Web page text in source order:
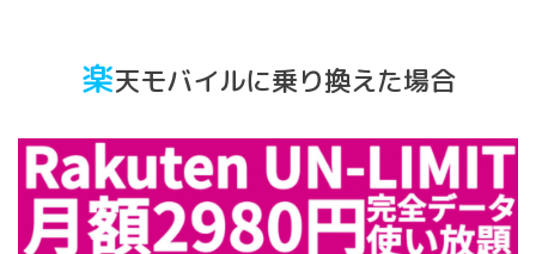
楽天モバイルに乗り換えた場合